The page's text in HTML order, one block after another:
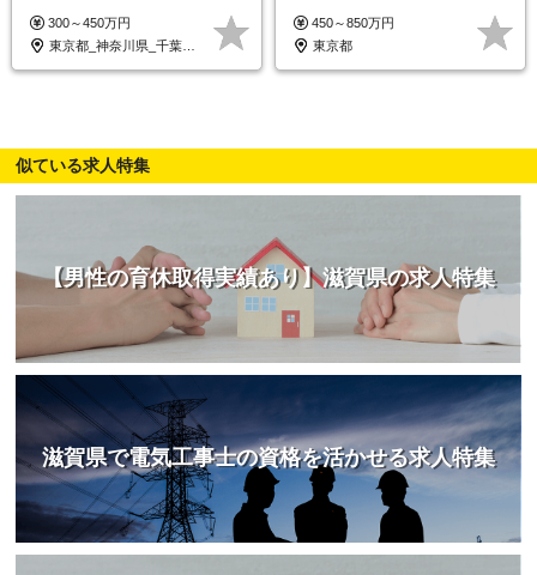
与年2回*転勤なし*連休
OK/ZE010232
300～450万円
東京都_神奈川県_千葉県_大阪府_愛知県…
き方*賞与年2回
450～850万円
東京都
似ている求人特集
【男性の育休取得実績あり】滋賀県の求人特集
滋賀県で電気工事士の資格を活かせる求人特集